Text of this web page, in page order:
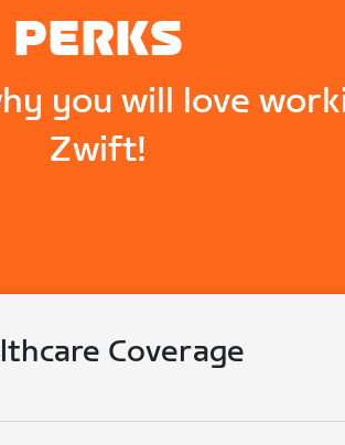
PERKS
you will love
Zwift!
Coverage